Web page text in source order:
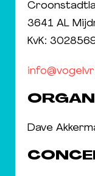
3641 AL
KvK:
Dave